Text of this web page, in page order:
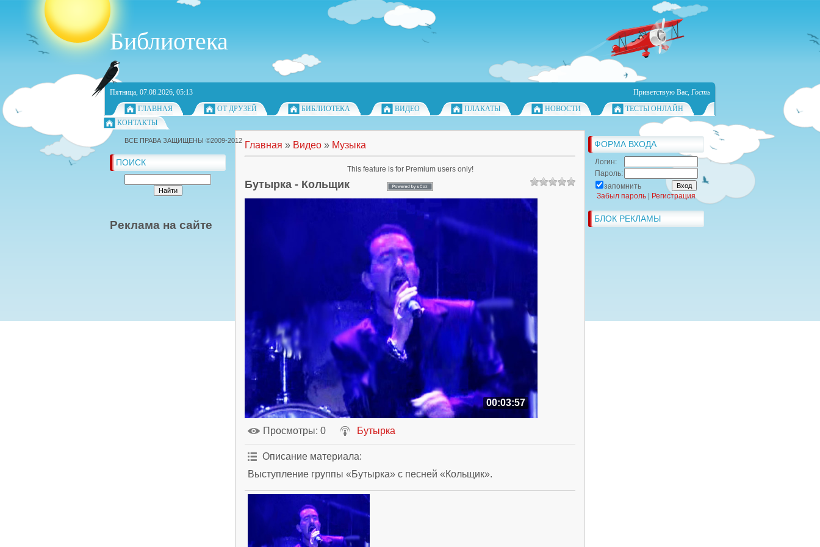
Библиотека
Пятница, 07.08.2026, 05:13 Приветствую Вас, Гость
ГЛАВНАЯ
ОТ ДРУЗЕЙ БИБЛИОТЕКА ВИДЕО ПЛАКАТЫ НОВОСТИ
ТЕСТЫ ОНЛАЙН
КОНТАКТЫ
ПОИСК
Реклама на сайте
Главная » Видео » Музыка
Бутырка - Кольщик
00:03:57
Просмотры: 0 Бутырка
Описание материала:
Выступление группы «Бутырка» с песней «Кольщик».
ФОРМА ВХОДА
Логин:
Пароль:
запомнить
Забыл пароль
Регистрация
БЛОК РЕКЛАМЫ
ВСЕ ПРАВА ЗАЩИЩЕНЫ ©2009-2012
This feature is for Premium users only!